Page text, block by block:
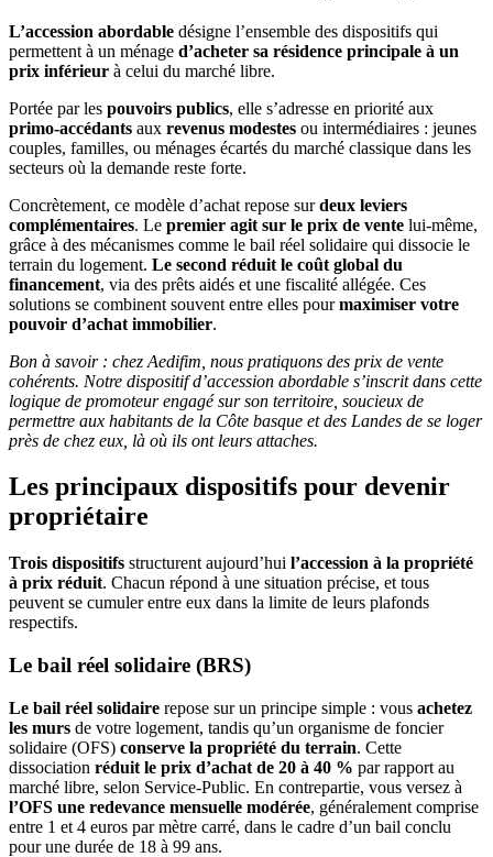
L’accession abordable désigne l’ensemble des dispositifs qui
permettent à un ménage d’acheter sa résidence principale à un
prix inférieur à celui du marché libre.
Portée par les pouvoirs publics, elle s’adresse en priorité aux
primo-accédants aux revenus modestes ou intermédiaires : jeunes
couples, familles, ou ménages écartés du marché classique dans les
secteurs où la demande reste forte.
Concrètement, ce modèle d’achat repose surdeux leviers
complémentaires. Le premier agit sur le prix de vente lui-même,
grâce à des mécanismes comme le bail réel solidaire qui dissocie le
terrain du logement. Le second réduit le coût global du
financement, via des prêts aidés et une fiscalité allégée. Ces
solutions se combinent souvent entre elles pourmaximiser votre
pouvoir d’achat immobilier.
Bon à savoir : chez Aedifim, nous pratiquons des prix de vente
cohérents. Notre dispositif d’accession abordable s’inscrit dans cette
logique de promoteur engagé sur son territoire, soucieux de
permettre aux habitants de la Côte basque et des Landes de se loger
près de chez eux, là où ils ont leurs attaches.
Les principaux dispositifs pour devenir
propriétaire
Trois dispositifs structurent aujourd’hui l’accession à la propriété
à prix réduit. Chacun répond à une situation précise, et tous
peuvent se cumuler entre eux dans la limite de leurs plafonds
respectifs.
Le bail réel solidaire (BRS)
Le bail réel solidaire repose sur un principe simple : vous achetez
les murs de votre logement, tandis qu’un organisme de foncier
solidaire (OFS) conserve la propriété du terrain. Cette
dissociation réduit le prix d’achat de 20 à 40 % par rapport au
marché libre, selon Service-Public. En contrepartie, vous versez à
l’OFS une redevance mensuelle modérée, généralement comprise
entre 1 et 4 euros par mètre carré, dans le cadre d’un bail conclu
pour une durée de 18 à 99 ans.